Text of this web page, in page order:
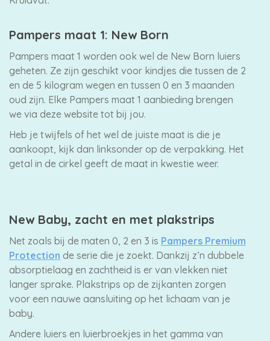
Pampers maat 1: New Born
Pampers maat 1 worden ook wel de New Born luiers
geheten. Ze zijn geschikt voor kindjes die tussen de 2
en de 5 kilogram wegen en tussen 0 en 3 maanden
oud zijn. Elke Pampers maat 1 aanbieding brengen
we via deze website tot bij jou.
Heb je twijfels of het wel de juiste maat is die je
aankoopt, kijk dan linksonder op de verpakking. Het
getal in de cirkel geeft de maat in kwestie weer.
New Baby, zacht en met plakstrips
Net zoals bij de maten 0, 2 en 3 is Pampers Premium
Protection de serie die je zoekt. Dankzij z’n dubbele
absorptielaag en zachtheid is er van vlekken niet
langer sprake. Plakstrips op de zijkanten zorgen
voor een nauwe aansluiting op het lichaam van je
baby.
Andere luiers en luierbroekjes in het gamma van